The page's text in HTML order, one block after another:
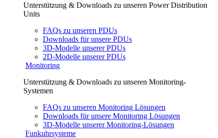
Unterstützung & Downloads zu unseren Power Distribution
Units
FAQs zu unseren PDUs
Downloads für unsere PDUs
3D-Modelle unserer PDUs
2D-Modelle unserer PDUs
Monitoring
Unterstützung & Downloads zu unseren Monitoring-
Systemen
FAQs zu unseren Monitoring Lösungen
Downloads für unsere Monitoring Lösungen
3D-Modelle unserer Monitoring-Lösungen
Funkuhrsysteme